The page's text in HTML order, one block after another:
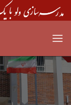
Skip
to